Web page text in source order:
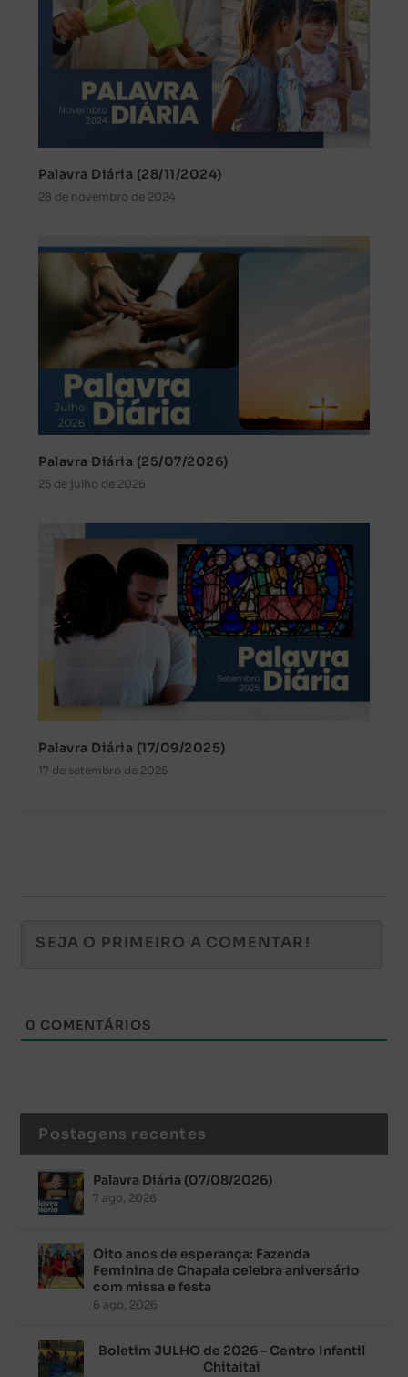
Palavra Diária (28/11/2024)
28 de novembro de 2024
Palavra Diária (25/07/2026)
25 de julho de 2026
Palavra Diária (17/09/2025)
17 de setembro de 2025
0 COMENTÁRIOS
Postagens recentes
Palavra Diária (07/08/2026)
7 ago, 2026
Oito anos de esperança: Fazenda
Feminina de Chapala celebra aniversário
com missa e festa
6 ago, 2026
Boletim JULHO de 2026 – Centro Infantil
Chitaitai